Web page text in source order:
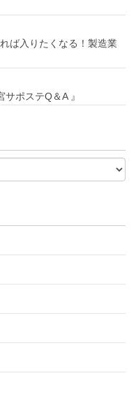
ば入りたくなる！製造業
ポステQ＆A 』